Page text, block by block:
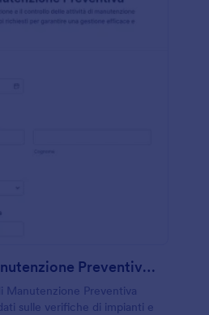
Checklist Di Manutenzione Preventiva Form
Manutenzione Preventiva
sulle verifiche di impianti e